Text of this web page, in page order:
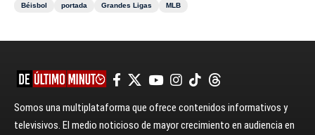
Béisbol
portada Grandes Ligas MLB
Somos una multiplataforma que ofrece contenidos informativos y
televisivos. El medio noticioso de mayor crecimiento en audiencia en